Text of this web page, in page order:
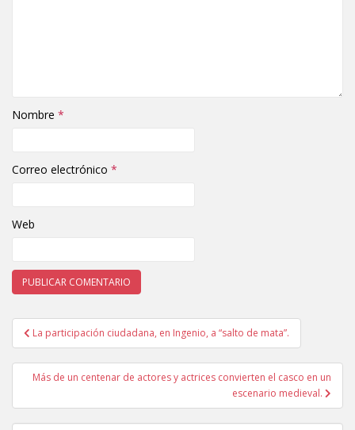
Nombre *
Correo electrónico *
Web
Navegación de entradas
La participación ciudadana, en Ingenio, a “salto de mata”.
Más de un centenar de actores y actrices convierten el casco en un
escenario medieval.